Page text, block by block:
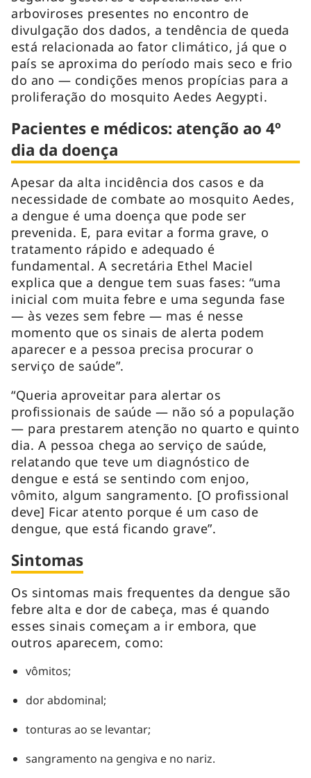
arboviroses presentes no encontro de
divulgação dos dados, a tendência de queda
está relacionada ao fator climático, já que o
país se aproxima do período mais seco e frio
do ano — condições menos propícias para a
proliferação do mosquito Aedes Aegypti.
Pacientes e médicos: atenção ao 4º
dia da doença
Apesar da alta incidência dos casos e da
necessidade de combate ao mosquito Aedes,
a dengue é uma doença que pode ser
prevenida. E, para evitar a forma grave, o
tratamento rápido e adequado é
fundamental. A secretária Ethel Maciel
explica que a dengue tem suas fases: “uma
inicial com muita febre e uma segunda fase
— às vezes sem febre — mas é nesse
momento que os sinais de alerta podem
aparecer e a pessoa precisa procurar o
serviço de saúde”.
“Queria aproveitar para alertar os
profissionais de saúde — não só a população
— para prestarem atenção no quarto e quinto
dia. A pessoa chega ao serviço de saúde,
relatando que teve um diagnóstico de
dengue e está se sentindo com enjoo,
vômito, algum sangramento. [O profissional
deve] Ficar atento porque é um caso de
dengue, que está ficando grave”.
Sintomas
Os sintomas mais frequentes da dengue são
febre alta e dor de cabeça, mas é quando
esses sinais começam a ir embora, que
outros aparecem, como:
vômitos;
dor abdominal;
tonturas ao se levantar;
sangramento na gengiva e no nariz.